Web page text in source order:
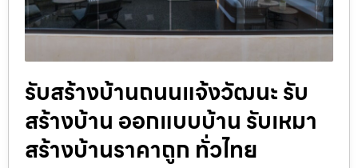
รับสร้างบ้านถนนแจ้งวัฒนะ รับ
สร้างบ้าน ออกแบบบ้าน รับเหมา
สร้างบ้านราคาถูก ทั่วไทย